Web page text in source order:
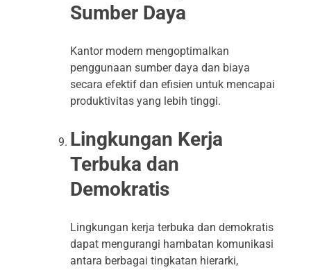
Sumber Daya
Kantor modern mengoptimalkan
penggunaan sumber daya dan biaya
secara efektif dan efisien untuk mencapai
produktivitas yang lebih tinggi.
Lingkungan Kerja
Terbuka dan
Demokratis
Lingkungan kerja terbuka dan demokratis
dapat mengurangi hambatan komunikasi
antara berbagai tingkatan hierarki,